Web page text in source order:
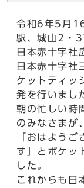
令和6年5月
駅、城山2・3
日本赤十字社
日本赤十字社
ケットティッ
発を行いまし
朝の忙しい時
のみなさまが、
「おはよう
す」とポケッ
した。
これからも日